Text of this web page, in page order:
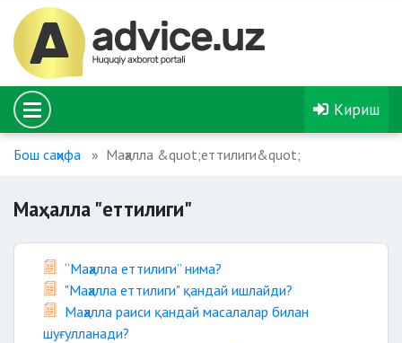
Кириш
Бош саҳифа Маҳалла &quot;еттилиги&quot;
Маҳалла "еттилиги"
“Маҳалла еттилиги” нима?
"Маҳалла еттилиги" қандай ишлайди?
Маҳалла раиси қандай масалалар билан
шуғулланади?